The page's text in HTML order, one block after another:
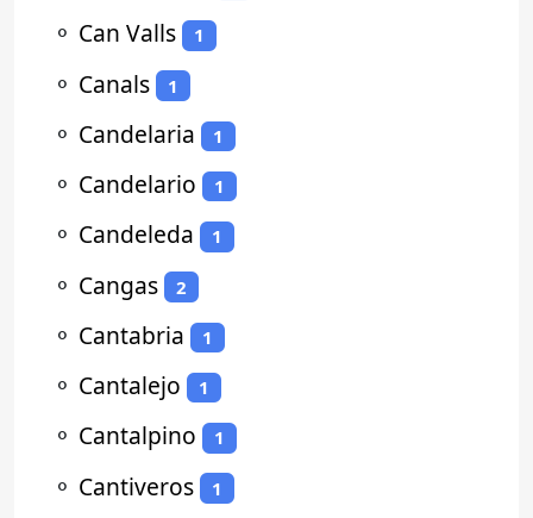
⚬ Can Valls 1
⚬ Canals 1
⚬ Candelaria 1
⚬ Candelario 1
⚬ Candeleda 1
⚬ Cangas 2
⚬ Cantabria 1
⚬ Cantalejo 1
⚬ Cantalpino 1
⚬ Cantiveros 1